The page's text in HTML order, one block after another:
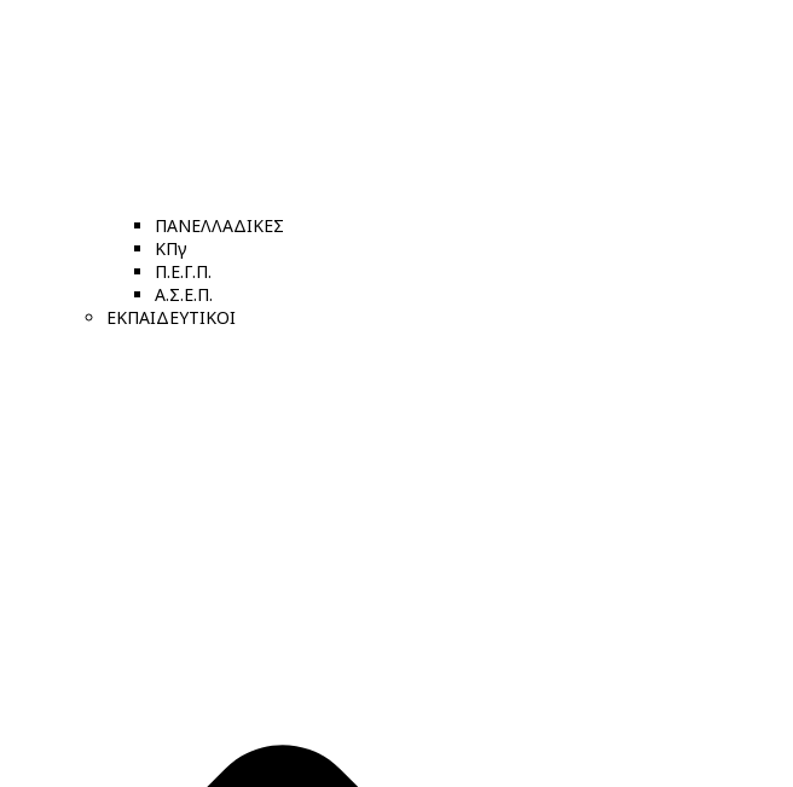
ΠΑΝΕΛΛΑΔΙΚΕΣ
ΚΠγ
Π.Ε.Γ.Π.
Α.Σ.Ε.Π.
ΕΚΠΑΙΔΕΥΤΙΚΟΙ